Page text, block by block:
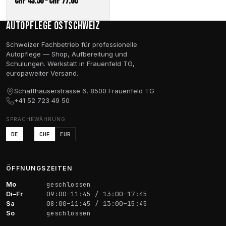
bis
CHF 77.00
Autopflege Ostschweiz
Schweizer Fachbetrieb für professionelle
Autopflege — Shop, Aufbereitung und
Schulungen. Werkstatt in Frauenfeld TG,
europaweiter Versand.
Schaffhauserstrasse 6, 8500 Frauenfeld TG
+41 52 723 49 50
SPRACHE
DE
WÄHRUNG
CHF EUR
ÖFFNUNGSZEITEN
Mo geschlossen
Di–Fr 09:00–11:45 / 13:00–17:45
Sa 08:00–11:45 / 13:00–15:45
So geschlossen